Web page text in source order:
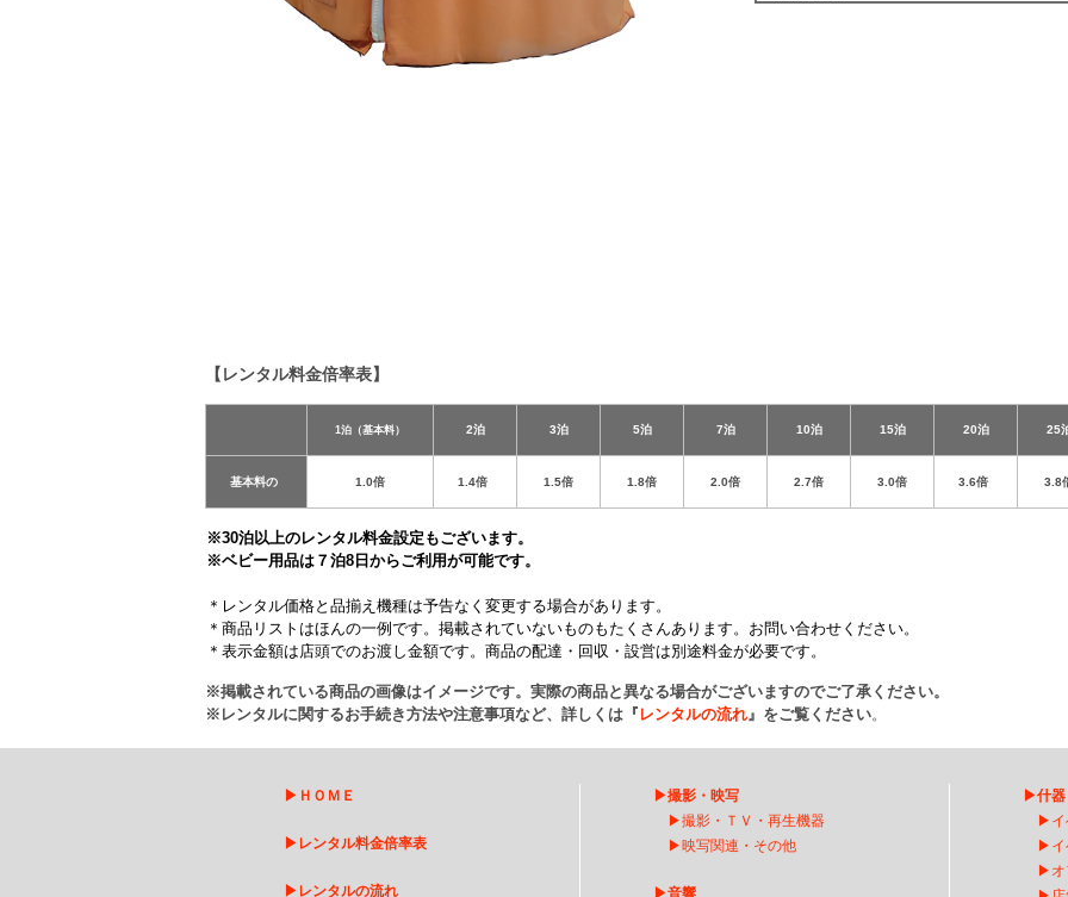
【レンタル料金倍率表】
1泊（基本料） 2泊 3泊 5泊 7泊 10泊 15泊 20泊 25
基本料の 1.0倍 1.4倍 1.5倍 1.8倍 2.0倍 2.7倍 3.0倍 3.6倍 3.8
※30泊以上のレンタル料金設定もございます。
※ベビー用品は７泊8日からご利用が可能です。
＊レンタル価格と品揃え機種は予告なく変更する場合があります。
＊商品リストはほんの一例です。掲載されていないものもたくさんあります。お問い合わせください。
＊表示金額は店頭でのお渡し金額です。商品の配達・回収・設営は別途料金が必要です。
※掲載されている商品の画像はイメージです。実際の商品と異なる場合がございますのでご了承ください。
※レンタルに関するお手続き方法や注意事項など、詳しくは『 レンタルの流れ』をご覧ください。
▶ ＨＯＭＥ
▶ レンタル料金倍率表
▶ レンタルの流れ
▶撮影・映写
▶撮影・ＴＶ・再生機器
▶映写関連・その他
▶什
▶
▶
▶